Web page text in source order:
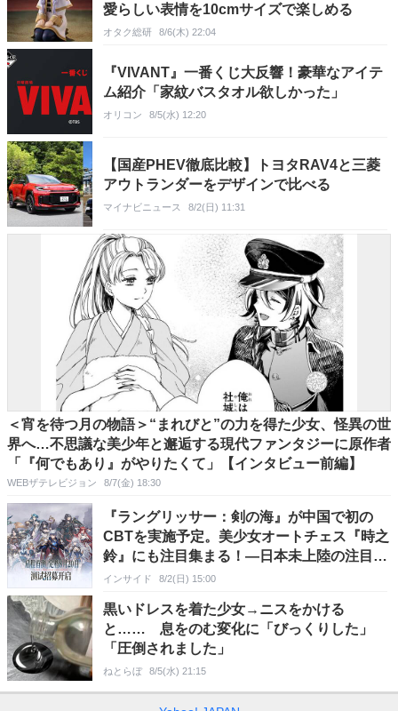
愛らしい表情を10cmサイズで楽しめる
オタク総研 8/6(木) 22:04
『VIVANT』一番くじ大反響！豪華なアイテ
ム紹介「家紋バスタオル欲しかった」
オリコン 8/5(水) 12:20
【国産PHEV徹底比較】トヨタRAV4と三菱
アウトランダーをデザインで比べる
マイナビニュース 8/2(日) 11:31
＜宵を待つ月の物語＞“まれびと”の力を得た少女、怪異の世
界へ…不思議な美少年と邂逅する現代ファンタジーに原作者
「『何でもあり』がやりたくて」【インタビュー前編】
WEBザテレビジョン 8/7(金) 18:30
『ラングリッサー：剣の海』が中国で初の
CBTを実施予定。美少女オートチェス『時之
鈴』にも注目集まる！―日本未上陸の注目ゲ
ーム3選【2026年8月2日】
インサイド 8/2(日) 15:00
黒いドレスを着た少女→ニスをかける
と…… 息をのむ変化に「びっくりした」
「圧倒されました」
ねとらぼ 8/5(水) 21:15